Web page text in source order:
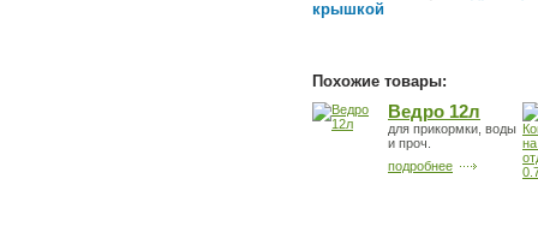
крышкой
Похожие товары:
Ведро 12л
для прикормки, воды
и проч.
подробнее